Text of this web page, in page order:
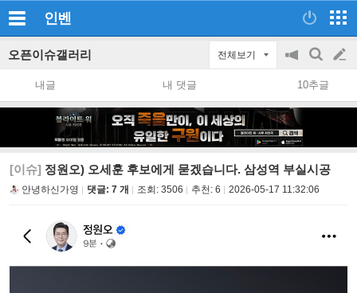
인벤
오픈이슈갤러리 전체보기
공
지
on/off
검
색
글
쓰
내글 내 댓글 10추글
[이슈] 정원오) 오세훈 후보에게 묻겠습니다. 삼성역 부실시공
안녕하신가영 댓글: 7 개 조회: 3506 추천: 6 2026-05-17 11:32:06